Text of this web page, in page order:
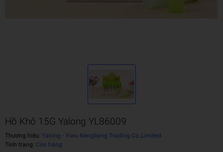
Hồ Khô 15G Yalong YL86009
Thương hiệu: Yalong - Yiwu Nengliang Trading Co.,Limited
Tình trạng: Còn hàng